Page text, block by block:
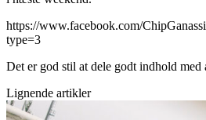
https://www.facebook.com/
type=3
Det er god stil at dele godt indhold med
Lignende artikler